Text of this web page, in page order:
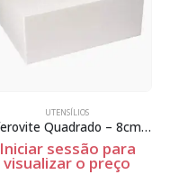
UTENSÍLIOS
Esferovite Quadrado – 8cm Espessura
Iniciar sessão para
visualizar o preço